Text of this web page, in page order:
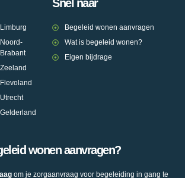
Limburg
Noord-
Brabant
Zeeland
Flevoland
Utrecht
Gelderland
Snel naar
Begeleid wonen aanvragen
Wat is begeleid wonen?
Eigen bijdrage
wonen aanvragen?
om je zorgaanvraag voor begeleiding in gang te